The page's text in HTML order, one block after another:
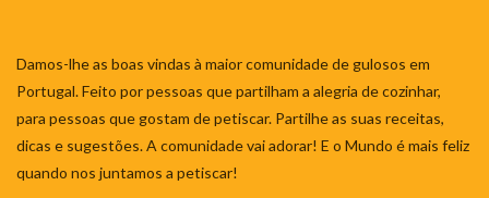
Damos-lhe as boas vindas à maior comunidade de gulosos em
Portugal. Feito por pessoas que partilham a alegria de cozinhar,
para pessoas que gostam de petiscar. Partilhe as suas receitas,
dicas e sugestões. A comunidade vai adorar! E o Mundo é mais feliz
quando nos juntamos a petiscar!